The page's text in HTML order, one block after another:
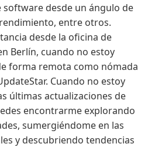
software desde un ángulo de
entre otros.
desde la oficina de
Berlín, cuando no estoy
forma remota como nómada
Cuando no estoy
últimas actualizaciones de
encontrarme explorando
sumergiéndome en las
y descubriendo tendencias